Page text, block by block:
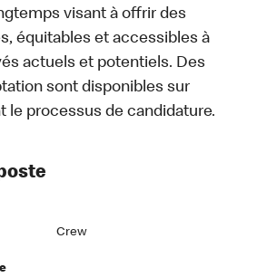
visant à offrir des
équitables et accessibles à
actuels et potentiels. Des
sont disponibles sur
le processus de candidature.
Crew